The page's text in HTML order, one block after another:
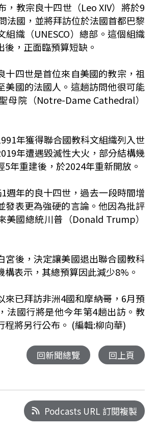
，教宗良十四世（Leo XIV）將於9
法國，並將拜訪位於法國首都巴黎
組織（UNESCO）總部。這個組織
後，正面臨預算短缺。
十四世是首位來自美國的教宗，祖
美國的法國人。這趟訪問他很可能
母院（Notre-Dame Cathedral）
年獲得聯合國教科文組織列入世
年遭遇毀滅性大火，部分結構幾
5年重建後，於2024年重新開放。
週年的良十四世，過去一段時間增
發表更為強硬的言論。他因為批評
美國總統川普（Donald Trump）
宮後，決定讓美國退出聯合國教科
構表示，其總預算因此減少8%。
來已拜訪非洲4國和摩納哥，6月預
法國行將是他今年第4趟出訪。教
程將另行公布。 (編輯:柳向華)
回新聞總覽 回上頁
Podcasts URL 訂閱複製